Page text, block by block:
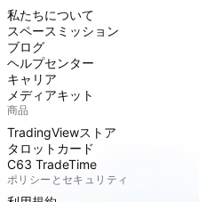
私たちについて
スペースミッション
ブログ
ヘルプセンター
キャリア
メディアキット
商品
TradingViewストア
タロットカード
C63 TradeTime
ポリシーとセキュリティ